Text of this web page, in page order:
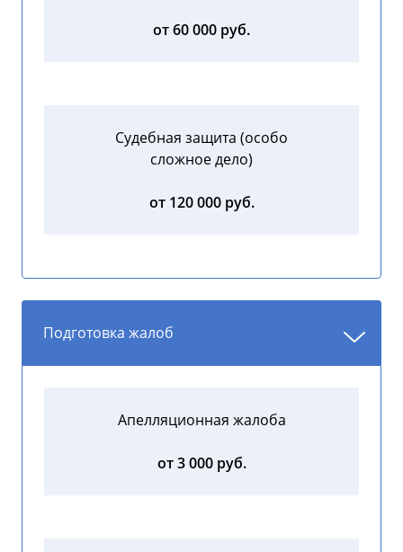
от 60 000 руб.
Судебная защита (особо
сложное дело)
от 120 000 руб.
Подготовка жалоб
Апелляционная жалоба
от 3 000 руб.